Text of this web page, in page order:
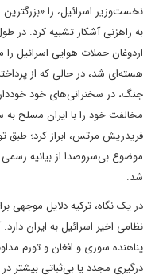
نخست‌وزیر اسرائیل، را «بزرگترین
به راهزنی آشکار تشبیه کرد. در
اردوغان حملات هوایی اسرائیل
هسته‌ای شد، در حالی که از
جنگ، در سخنرانی‌های خود
مخالفت خود را با ایران مسلح
فریدریش مرتس، ابراز کرد؛ طبق
موضوع بی‌سروصدا از بیانیه
شد.
در یک نگاه، ترکیه دلایل موجهی
پناهنده سوری و افغان و تورم
درگیری مجدد یا بی‌ثباتی بیشتر